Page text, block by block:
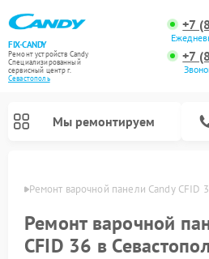
FIX-CANDY
Ремонт устройств Candy
Специализированный
cервисный центр г.
Севастополь
+7
+7
Мы ремонтируем
Ремонт варочной панели Candy CFID
Ремонт варочной
CFID 36 в